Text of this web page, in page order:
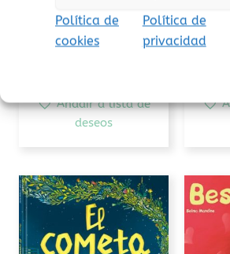
Política de
cookies
Política de
privacidad
€
Añadir a lista de
deseos